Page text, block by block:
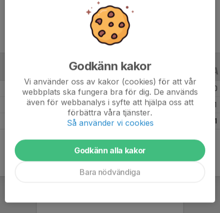
21 år
ALLA ÅR
Säsongen 25/26 5 0 0
Säsongen 22/23 9 1
1
Godkänn kakor
Vi använder oss av kakor (cookies) för att vår
webbplats ska fungera bra för dig. De används
även för webbanalys i syfte att hjälpa oss att
förbättra våra tjänster.
Så använder vi cookies
Godkänn alla kakor
Bara nödvändiga